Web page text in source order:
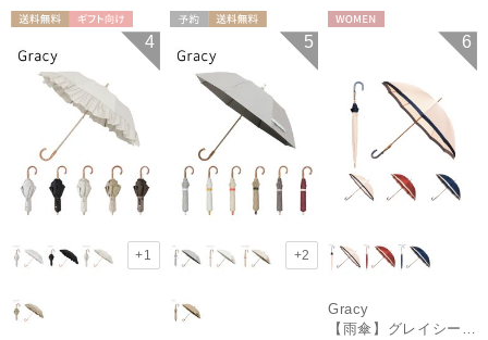
ギフト向け
WOMEN
4
+1
WOMEN
5
+2
6
Gracy